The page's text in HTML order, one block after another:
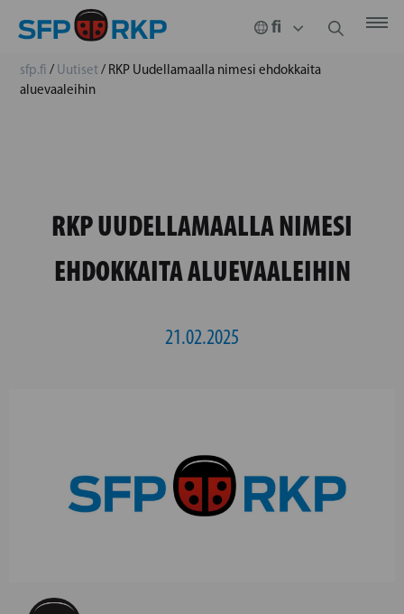
sfp.fi / Uutiset/ RKP Uudellamaalla nimesi ehdokkaita
aluevaaleihin
RKP UUDELLAMAALLA NIMESI
EHDOKKAITA ALUEVAALEIHIN
21.02.2025